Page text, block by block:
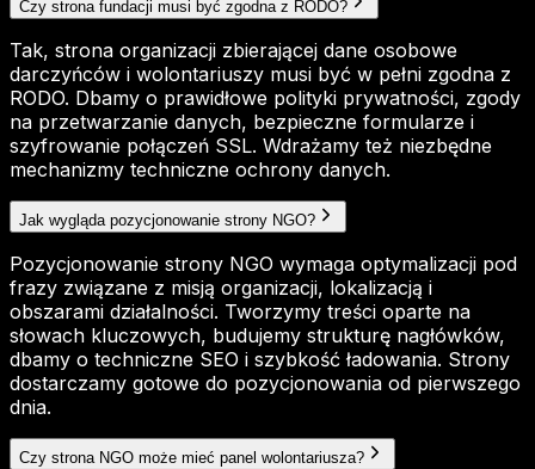
Czy strona fundacji musi być zgodna z RODO?
Tak, strona organizacji zbierającej dane osobowe
darczyńców i wolontariuszy musi być w pełni zgodna z
RODO. Dbamy o prawidłowe polityki prywatności, zgody
na przetwarzanie danych, bezpieczne formularze i
szyfrowanie połączeń SSL. Wdrażamy też niezbędne
mechanizmy techniczne ochrony danych.
Jak wygląda pozycjonowanie strony NGO?
Pozycjonowanie strony NGO wymaga optymalizacji pod
frazy związane z misją organizacji, lokalizacją i
obszarami działalności. Tworzymy treści oparte na
słowach kluczowych, budujemy strukturę nagłówków,
dbamy o techniczne SEO i szybkość ładowania. Strony
dostarczamy gotowe do pozycjonowania od pierwszego
dnia.
Czy strona NGO może mieć panel wolontariusza?